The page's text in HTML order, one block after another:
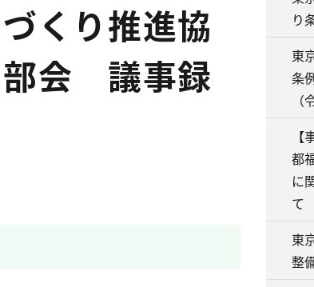
くり推進協
部会 議事録
り
東
条
都
に
て
東
整